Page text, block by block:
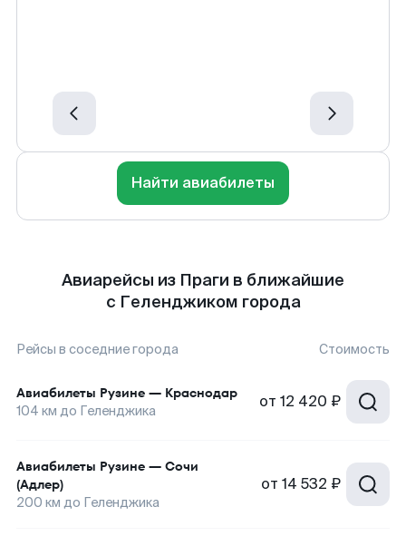
Найти авиабилеты
Авиарейсы из Праги в ближайшие
с Геленджиком города
Рейсы в соседние города Стоимость
Авиабилеты Рузине — Краснодар
104 км до Геленджика от 12 420 ₽
Авиабилеты Рузине — Сочи
(Адлер)
200 км до Геленджика
от 14 532 ₽